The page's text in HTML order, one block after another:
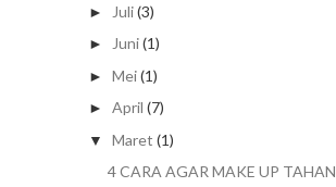
► Juli(3)
► Juni(1)
► Mei(1)
► April (7)
▼ Maret (1)
4 CARA AGAR MAKE UP TAHAN